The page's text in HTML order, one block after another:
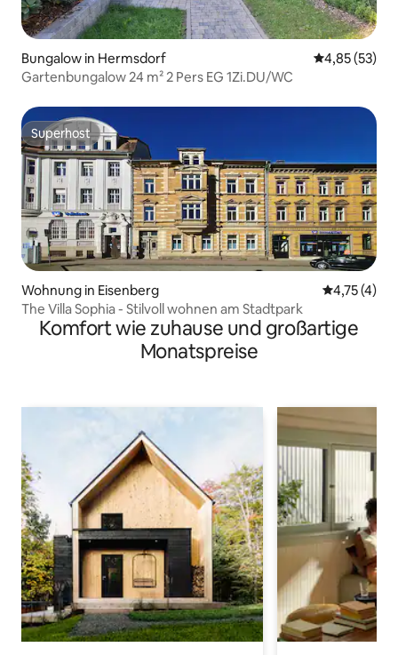
Bungalow in Hermsdorf
4,85 (53)
Gartenbungalow 24 m² 2 Pers EG 1Zi.DU/WC
Superhost
Superhost
Wohnung in Eisenberg
4,75 (4)
The Villa Sophia - Stilvoll wohnen am Stadtpark
Komfort wie zuhause und großartige
Monatspreise